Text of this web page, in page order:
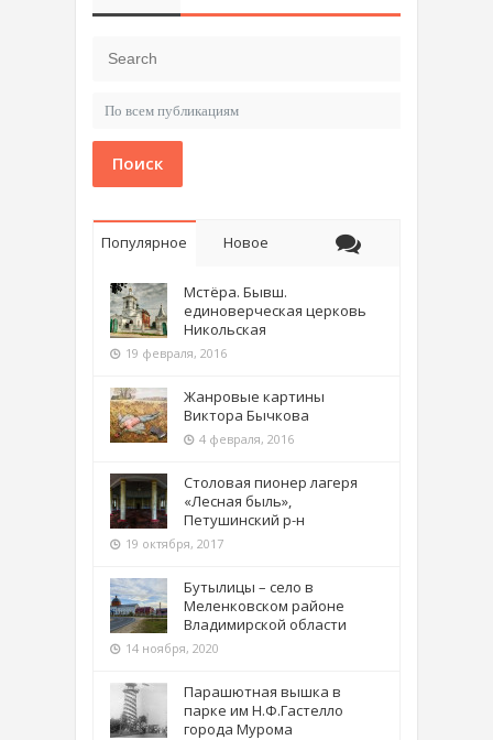
Поиск
Популярное Новое
Мстёра. Бывш.
единоверческая церковь
Никольская
19 февраля, 2016
Жанровые картины
Виктора Бычкова
4 февраля, 2016
Столовая пионер лагеря
«Лесная быль»,
Петушинский р-н
19 октября, 2017
Бутылицы – село в
Меленковском районе
Владимирской области
14 ноября, 2020
Парашютная вышка в
парке им Н.Ф.Гастелло
города Мурома